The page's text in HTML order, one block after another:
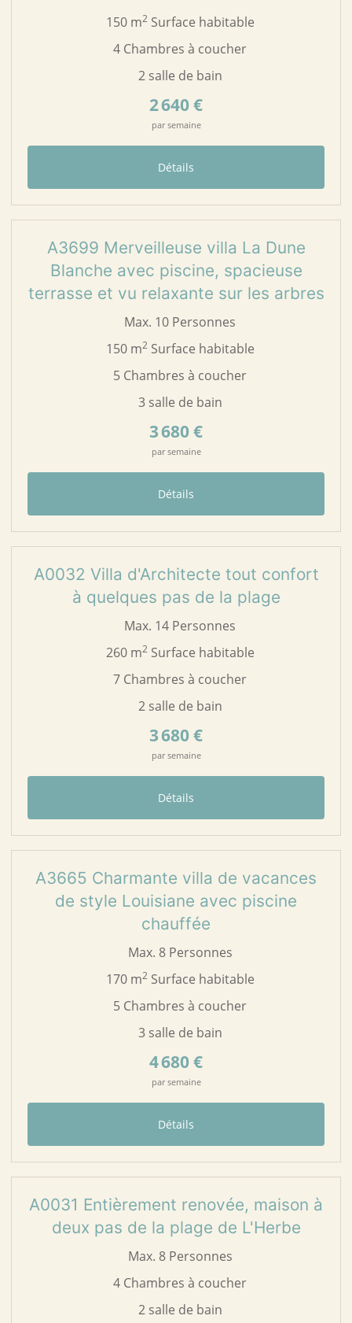
150 m2Surface habitable
4 Chambres à coucher
2 salle de bain
2 640 €
par semaine
Détails
53 A3699
A3699 Merveilleuse villa La Dune
Blanche avec piscine, spacieuse
terrasse et vu relaxante sur les arbres
Max. 10 Personnes
150 m2Surface habitable
5 Chambres à coucher
3 salle de bain
3 680 €
par semaine
Détails
48 A0032
A0032 Villa d'Architecte tout confort
à quelques pas de la plage
Max. 14 Personnes
260 m2Surface habitable
7 Chambres à coucher
2 salle de bain
3 680 €
par semaine
Détails
42 A3665
A3665 Charmante villa de vacances
de style Louisiane avec piscine
chauffée
Max. 8 Personnes
170 m2Surface habitable
5 Chambres à coucher
3 salle de bain
4 680 €
par semaine
Détails
23 A0031
A0031 Entièrement renovée, maison à
deux pas de la plage de L'Herbe
Max. 8 Personnes
4 Chambres à coucher
2 salle de bain